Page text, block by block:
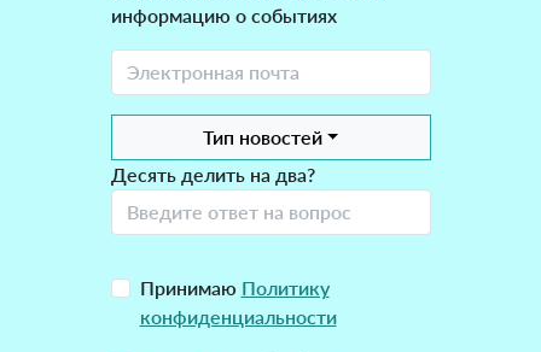
информацию о событиях
Тип новостей
Десять делить на два?
Принимаю Политику
конфиденциальности